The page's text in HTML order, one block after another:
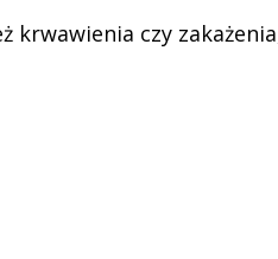
czy